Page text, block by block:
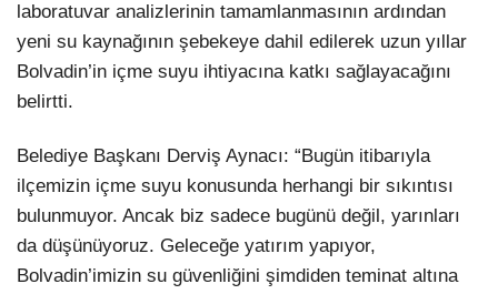
laboratuvar analizlerinin tamamlanmasının ardından
yeni su kaynağının şebekeye dahil edilerek uzun yıllar
Bolvadin’in içme suyu ihtiyacına katkı sağlayacağını
belirtti.
Belediye Başkanı Derviş Aynacı: “Bugün itibarıyla
ilçemizin içme suyu konusunda herhangi bir sıkıntısı
bulunmuyor. Ancak biz sadece bugünü değil, yarınları
da düşünüyoruz. Geleceğe yatırım yapıyor,
Bolvadin’imizin su güvenliğini şimdiden teminat altına